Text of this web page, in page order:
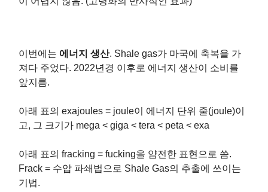
이번에는 에너지 생산. Shale gas가 마국에 축복을 가
져다 주었다. 2022년경 이후로 에너지 생산이 소비를
앞지름.
아래 표의 exajoules = joule이 에너지 단위 줄(joule)이
고, 그 크기가 mega < giga < tera < peta < exa
아래 표의 fracking = fucking을 얌전한 표현으로 씀.
Frack = 수압 파쇄법으로 Shale Gas의 추출에 쓰이는
기법.